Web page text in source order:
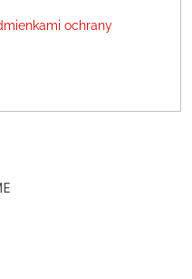
ochrany